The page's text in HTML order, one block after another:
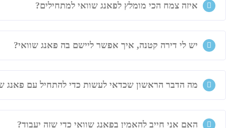
איזה צמח הכי מומלץ לפאנג שוואי למתחילים?
יש לי דירה קטנה, איך אפשר ליישם בה פאנג שוואי?
מה הדבר הראשון שכדאי לעשות כדי להתחיל עם פאנג
האם אני חייב להאמין בפאנג שוואי כדי שזה יעבוד?